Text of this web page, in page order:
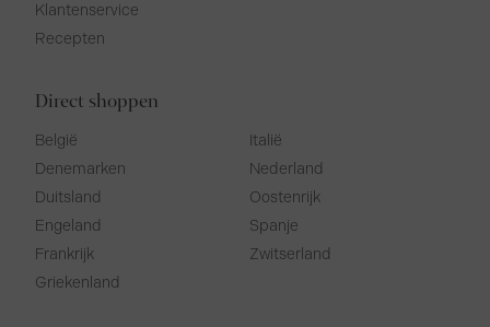
Klantenservice
Recepten
Direct shoppen
België
Denemarken
Duitsland
Engeland
Frankrijk
Griekenland
Italië
Nederland
Oostenrijk
Spanje
Zwitserland